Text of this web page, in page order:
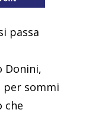
passa
Donini,
per sommi
che